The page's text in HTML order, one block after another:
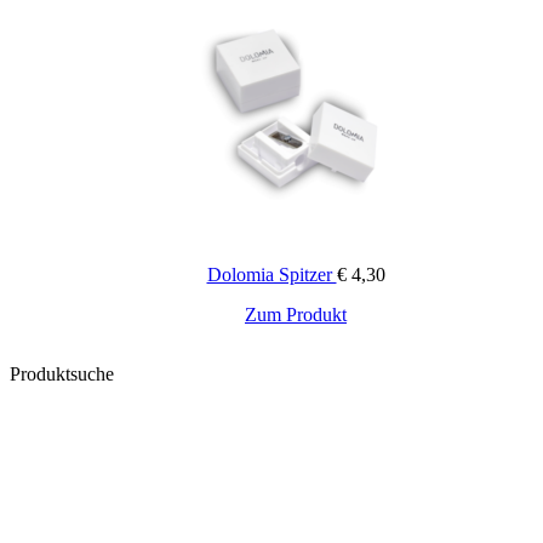
Canina, 02 Albicocca
Dolomia Spitzer€4,30
Zum Produkt
Produktsuche